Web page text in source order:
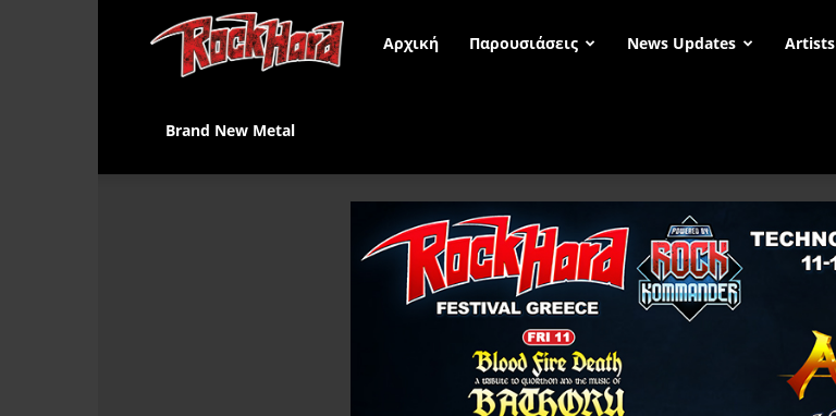
Rock
Αρχική Παρουσιάσεις News Updates Artists
Brand New Metal